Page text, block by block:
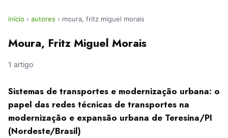
início › autores › moura, fritz miguel morais
Moura, Fritz Miguel Morais
1 artigo
Sistemas de transportes e modernização urbana: o
papel das redes técnicas de transportes na
modernização e expansão urbana de Teresina/PI
(Nordeste/Brasil)